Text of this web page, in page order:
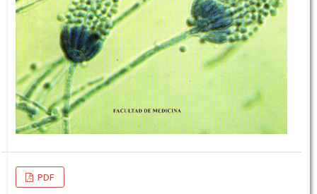
PDF